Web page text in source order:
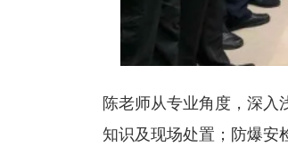
陈老师从专业角度，深入
知识及现场处置；防爆安